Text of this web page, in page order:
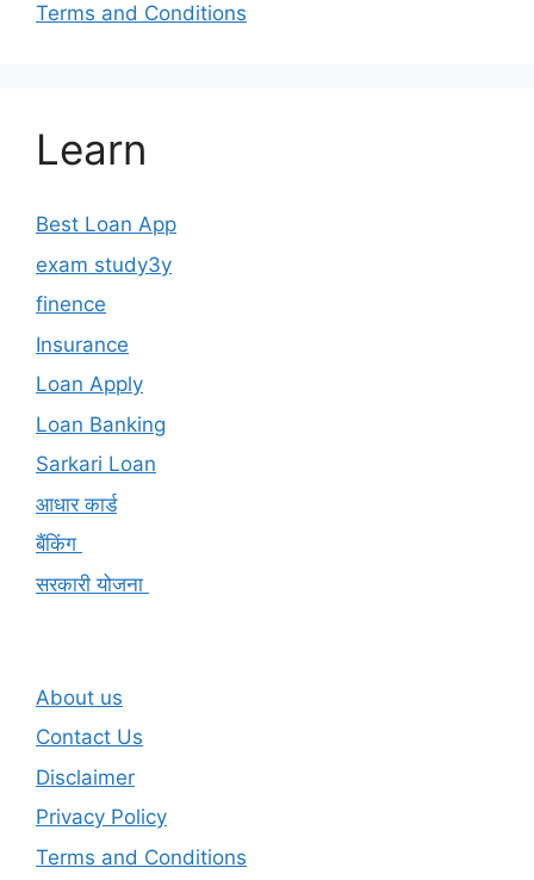
Terms and Conditions
Learn
Best Loan App
exam study3y
finence
Insurance
Loan Apply
Loan Banking
Sarkari Loan
आधार कार्ड
बैंकिंग
सरकारी योजना
About us
Contact Us
Disclaimer
Privacy Policy
Terms and Conditions